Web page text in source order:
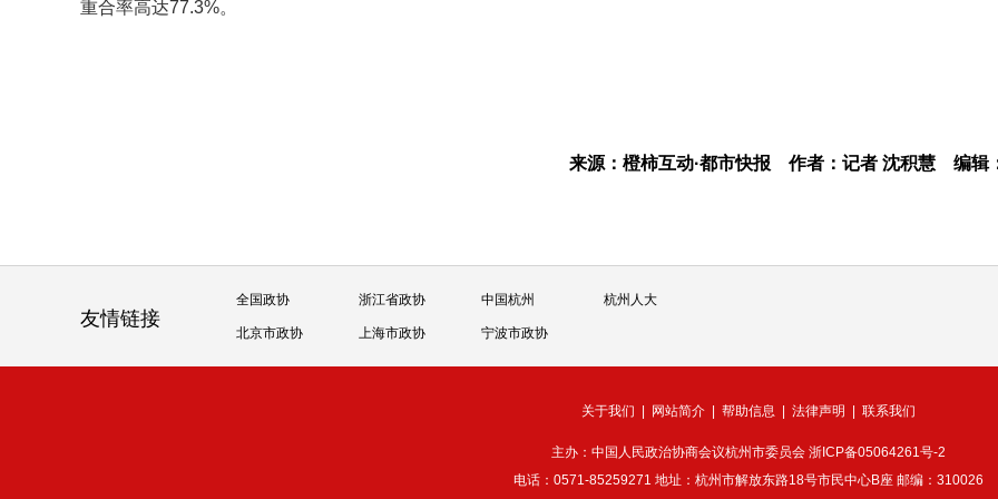
重合率高达77.3%。
来源：橙柿互动·都市快报 作者：记者 沈积慧 编辑
友情链接
全国政协 浙江省政协 中国杭州 杭州人大
北京市政协 上海市政协 宁波市政协
关于我们 网站简介 帮助信息 法律声明 联系我们
主办：中国人民政治协商会议杭州市委员会 浙ICP备05064261号-2
电话：0571-85259271 地址：杭州市解放东路18号市民中心B座 邮编：310026